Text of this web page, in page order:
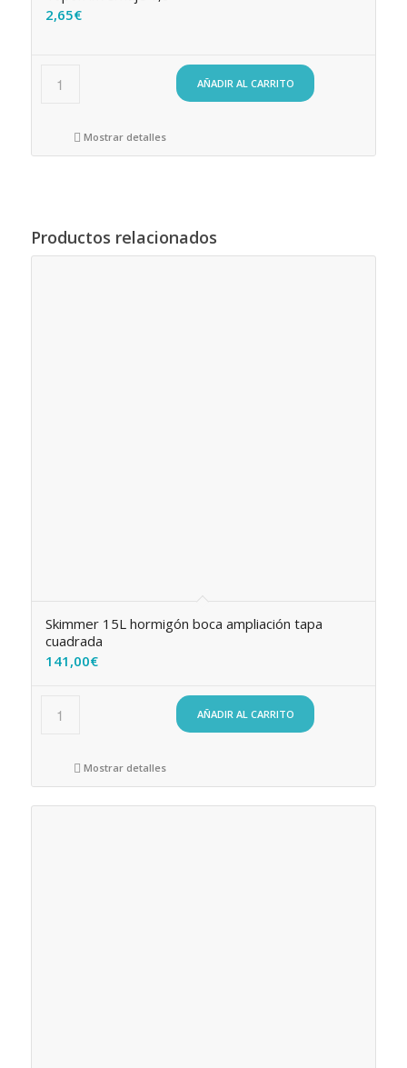
2,65€
AÑADIR AL CARRITO
Mostrar detalles
Productos relacionados
Skimmer 15L hormigón boca ampliación tapa
cuadrada
141,00€
AÑADIR AL CARRITO
Mostrar detalles